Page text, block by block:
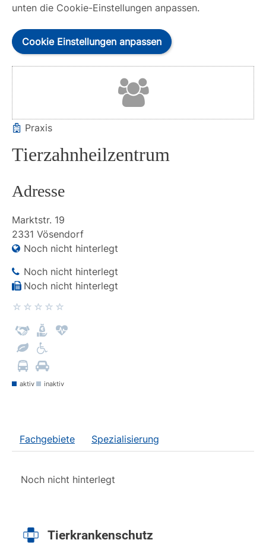
unten die Cookie-Einstellungen anpassen.
Cookie Einstellungen anpassen
Praxis
Tierzahnheilzentrum
Adresse
Marktstr. 19
2331 Vösendorf
Noch nicht hinterlegt
Noch nicht hinterlegt
Noch nicht hinterlegt
aktiv inaktiv
Fachgebiete Spezialisierung
Noch nicht hinterlegt
Tierkrankenschutz